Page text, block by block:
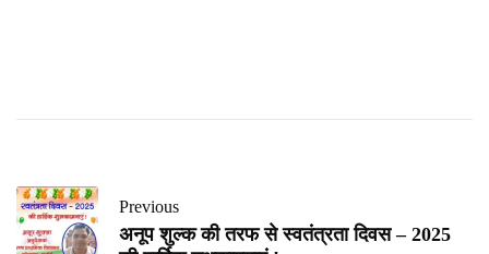
Previous
अनूप शुल्क की तरफ से स्वतंत्रता दिवस – 2025